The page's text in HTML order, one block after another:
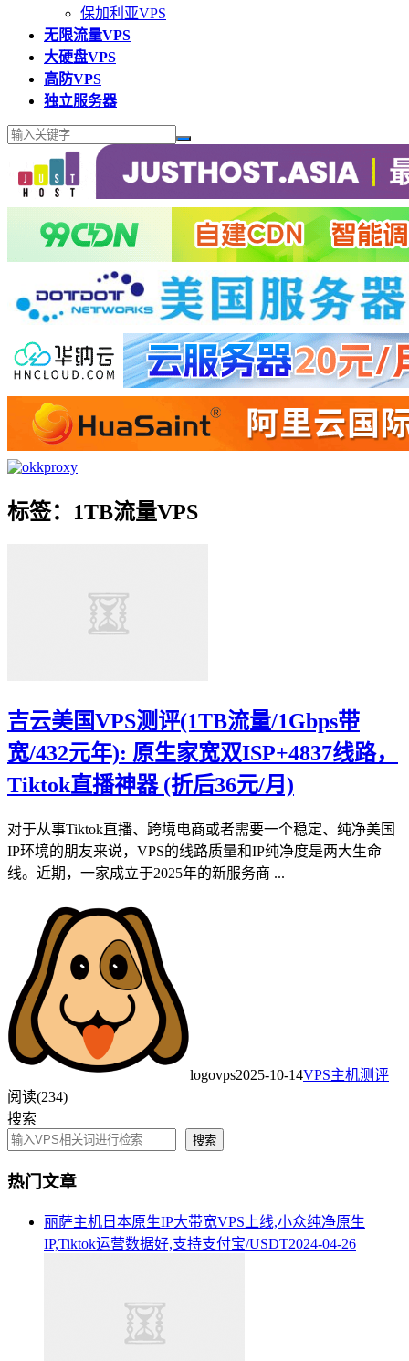
保加利亚VPS
无限流量VPS
大硬盘VPS
高防VPS
独立服务器
标签：1TB流量VPS
吉云美国VPS测评(1TB流量/1Gbps带
宽/432元年): 原生家宽双ISP+4837线路，
Tiktok直播神器 (折后36元/月)
对于从事Tiktok直播、跨境电商或者需要一个稳定、纯净美国
IP环境的朋友来说，VPS的线路质量和IP纯净度是两大生命
线。近期，一家成立于2025年的新服务商 ...
logovps2025-10-14VPS主机测评
阅读(234)
搜索
搜索
热门文章
丽萨主机日本原生IP大带宽VPS上线,小众纯净原生
IP,Tiktok运营数据好,支持支付宝/USDT2024-04-26